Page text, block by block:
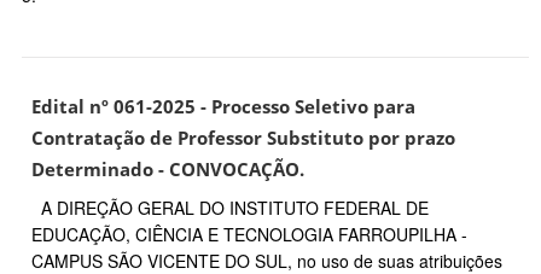
Edital nº 061-2025 - Processo Seletivo para
Contratação de Professor Substituto por prazo
Determinado - CONVOCAÇÃO.
A DIREÇÃO GERAL DO INSTITUTO FEDERAL DE
EDUCAÇÃO, CIÊNCIA E TECNOLOGIA FARROUPILHA -
CAMPUS SÃO VICENTE DO SUL, no uso de suas atribuições